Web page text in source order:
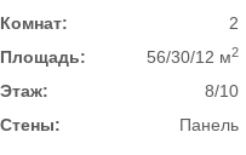
Комнат:
2
Площадь:
56/30/12 м2
Этаж:
8/10
Стены:
Панель